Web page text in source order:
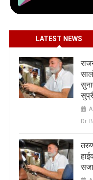
LATEST NEWS
Dr.